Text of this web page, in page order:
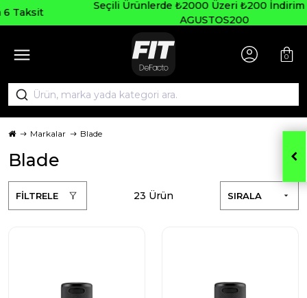
Seçili Ürünlerde ₺2000 Üzeri ₺200 İndirim Kodu:
AGUSTOS200
0
Markalar Blade
Blade
FİLTRELE SIRALA
23 Ürün